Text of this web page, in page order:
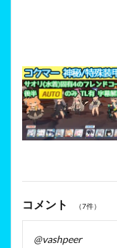
コメント （7件）
@vashpeer